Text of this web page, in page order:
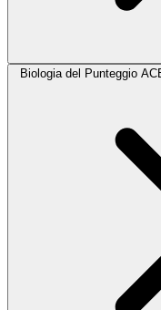
Biologia del Punteggio